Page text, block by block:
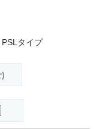
タイプ
)